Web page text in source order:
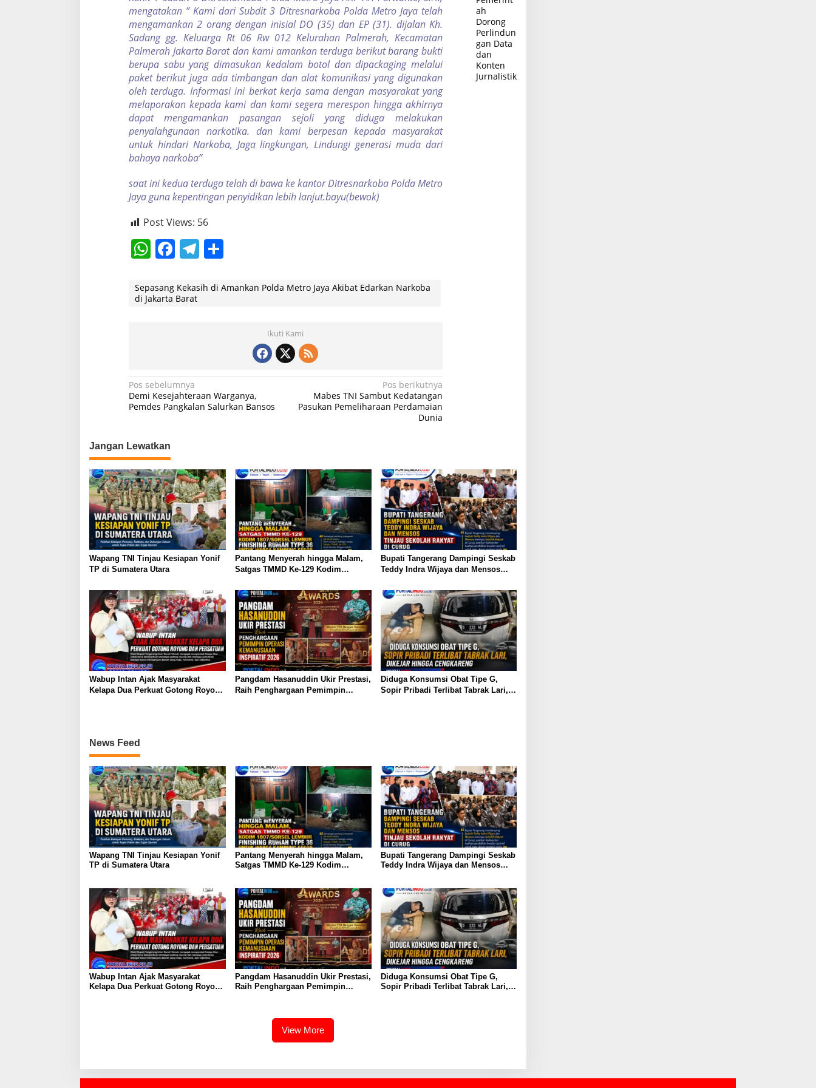
mengatakan ” Kami dari Subdit 3 Ditresnarkoba Polda Metro Jaya telah
mengamankan 2 orang dengan inisial DO (35) dan EP (31). dijalan Kh.
Sadang gg. Keluarga Rt 06 Rw 012 Kelurahan Palmerah, Kecamatan
Palmerah Jakarta Barat dan kami amankan terduga berikut barang bukti
berupa sabu yang dimasukan kedalam botol dan dipackaging melalui
paket berikut juga ada timbangan dan alat komunikasi yang digunakan
oleh terduga. Informasi ini berkat kerja sama dengan masyarakat yang
melaporakan kepada kami dan kami segera merespon hingga akhirnya
dapat mengamankan pasangan sejoli yang diduga melakukan
penyalahgunaan narkotika. dan kami berpesan kepada masyarakat
untuk hindari Narkoba, Jaga lingkungan, Lindungi generasi muda dari
bahaya narkoba”
saat ini kedua terduga telah di bawa ke kantor Ditresnarkoba Polda Metro
Jaya guna kepentingan penyidikan lebih lanjut.bayu(bewok)
Post Views: 56
W
at
s
F
c
e
k
T
e
S
ar
Sepasang Kekasih di Amankan Polda Metro Jaya Akibat Edarkan Narkoba
di Jakarta Barat
Ikuti Kami
N
a
i
g
a
s
i
p
o
s
Pos sebelumnya
Demi Kesejahteraan Warganya,
Pemdes Pangkalan Salurkan Bansos
Pos berikutnya
Mabes TNI Sambut Kedatangan
Pasukan Pemeliharaan Perdamaian
Dunia
ah
Dorong
Perlindun
gan Data
dan
Konten
Jurnalistik
Jangan Lewatkan
Wapang TNI Tinjau Kesiapan Yonif
TP di Sumatera Utara
Pantang Menyerah hingga Malam,
Satgas TMMD Ke-129 Kodim
Rumah Type 36 untuk Warga
Kampung Sesor
Bupati Tangerang Dampingi Seskab
Teddy Indra Wijaya dan Mensos
Wabup Intan Ajak Masyarakat
Kelapa Dua Perkuat Gotong Royong
Pangdam Hasanuddin Ukir Prestasi,
Raih Penghargaan Pemimpin
Diduga Konsumsi Obat Tipe G,
Sopir Pribadi Terlibat Tabrak Lari,
News Feed
Wapang TNI Tinjau Kesiapan Yonif
TP di Sumatera Utara
Pantang Menyerah hingga Malam,
Satgas TMMD Ke-129 Kodim
Kampung Sesor
Bupati Tangerang Dampingi Seskab
Teddy Indra Wijaya dan Mensos
Wabup Intan Ajak Masyarakat
Kelapa Dua Perkuat Gotong Royong
Pangdam Hasanuddin Ukir Prestasi,
Raih Penghargaan Pemimpin
Diduga Konsumsi Obat Tipe G,
Sopir Pribadi Terlibat Tabrak Lari,
View More